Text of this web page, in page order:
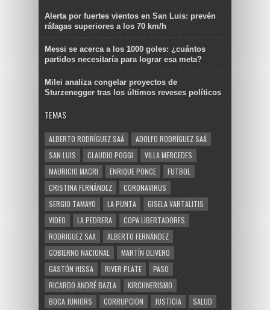
Alerta por fuertes vientos en San Luis: prevén
ráfagas superiores a los 70 km/h
Messi se acerca a los 1000 goles: ¿cuántos
partidos necesitaría para lograr esa meta?
Milei analiza congelar proyectos de
Sturzenegger tras los últimos reveses políticos
TEMAS
ALBERTO RODRÍGUEZ SAÁ
ADOLFO RODRÍGUEZ SAÁ
SAN LUIS
CLAUDIO POGGI
VILLA MERCEDES
MAURICIO MACRI
ENRIQUE PONCE
FUTBOL
CRISTINA FERNÁNDEZ
CORONAVIRUS
SERGIO TAMAYO
LA PUNTA
GISELA VARTALITIS
VIDEO
LA PEDRERA
COPA LIBERTADORES
RODRIGUEZ SAA
ALBERTO FERNÁNDEZ
GOBIERNO NACIONAL
MARTÍN OLIVERO
GASTÓN HISSA
RIVER PLATE
PASO
RICARDO ANDRÉ BAZLA
KIRCHNERISMO
BOCA JUNIORS
CORRUPCION JUSTICIA SALUD